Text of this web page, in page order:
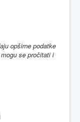
opširne podatke
se pročitati i